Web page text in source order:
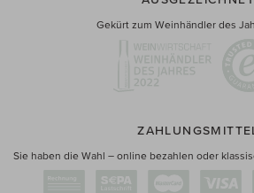
Gekürt zum Weinhändler des
Sie haben die Wahl – online bezahlen oder